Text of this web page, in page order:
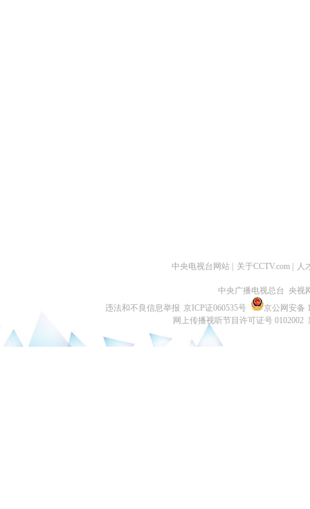
中央电视台网站 关于CCTV.com 人
中央广播电视总台 央视
违法和不良信息举报 京ICP证060535号
京公网安备
网上传播视听节目许可证号 0102002